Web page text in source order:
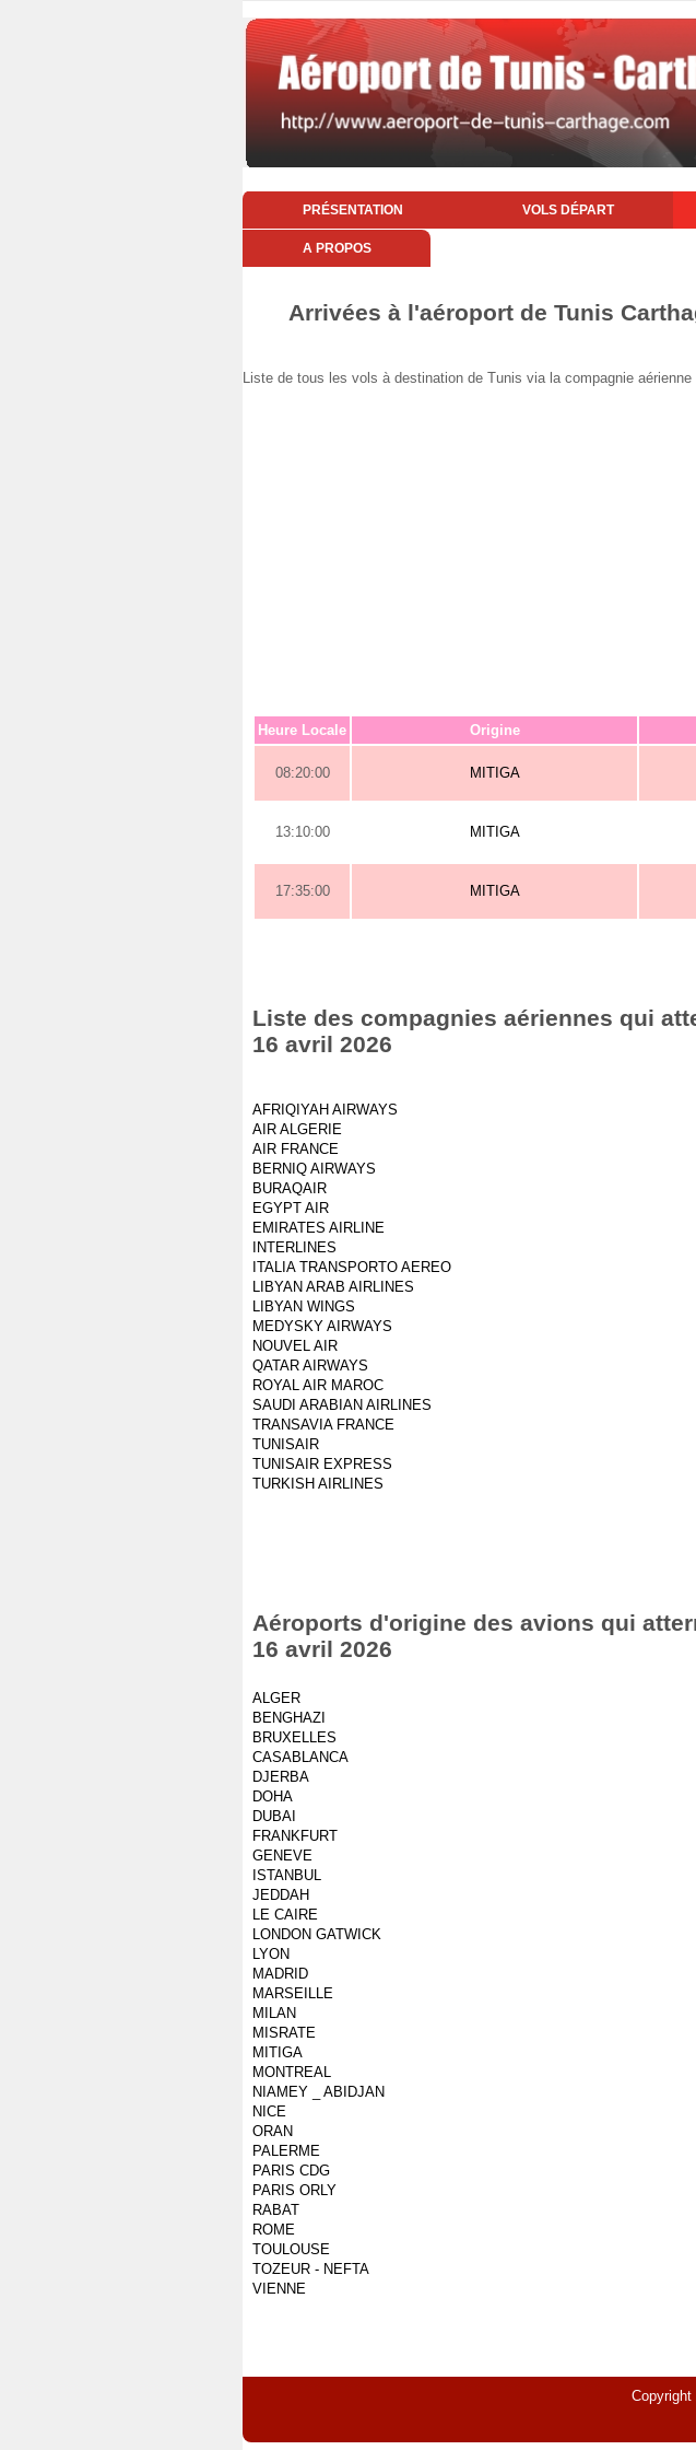
PRÉSENTATION VOLS DÉPART
A PROPOS
Arrivées à l'aéroport de Tunis
Liste de tous les vols à destination de Tunis via la compagnie
Heure Locale Origine
08:20:00 MITIGA
13:10:00 MITIGA
17:35:00 MITIGA
Liste des compagnies aériennes qui
16 avril 2026
AFRIQIYAH AIRWAYS
AIR ALGERIE
AIR FRANCE
BERNIQ AIRWAYS
BURAQAIR
EGYPT AIR
EMIRATES AIRLINE
INTERLINES
ITALIA TRANSPORTO AEREO
LIBYAN ARAB AIRLINES
LIBYAN WINGS
MEDYSKY AIRWAYS
NOUVEL AIR
QATAR AIRWAYS
ROYAL AIR MAROC
SAUDI ARABIAN AIRLINES
TRANSAVIA FRANCE
TUNISAIR
TUNISAIR EXPRESS
TURKISH AIRLINES
Aéroports d'origine des avions qui
16 avril 2026
ALGER
BENGHAZI
BRUXELLES
CASABLANCA
DJERBA
DOHA
DUBAI
FRANKFURT
GENEVE
ISTANBUL
JEDDAH
LE CAIRE
LONDON GATWICK
LYON
MADRID
MARSEILLE
MILAN
MISRATE
MITIGA
MONTREAL
NIAMEY _ ABIDJAN
NICE
ORAN
PALERME
PARIS CDG
PARIS ORLY
RABAT
ROME
TOULOUSE
TOZEUR - NEFTA
VIENNE
Copyright